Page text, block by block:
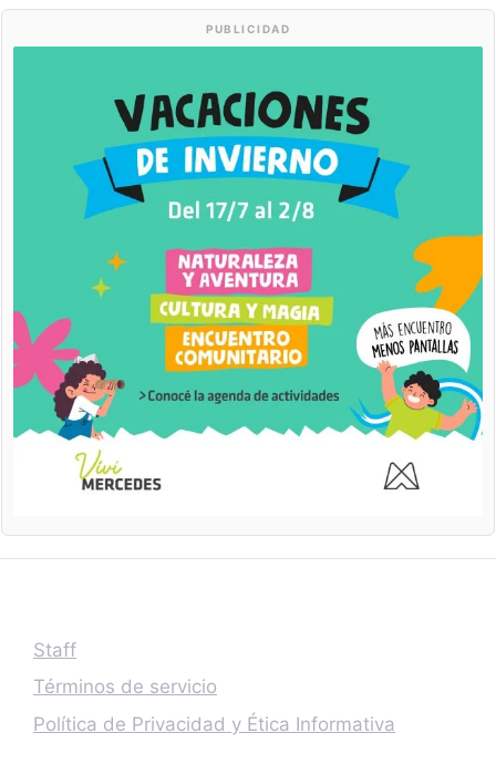
PUBLICIDAD
Staff
Términos de servicio
Política de Privacidad y Ética Informativa